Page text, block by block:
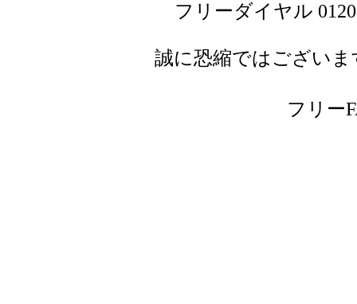
フリーダイヤル
誠に恐縮ではござい
フリー